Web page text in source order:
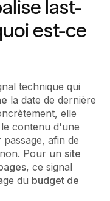
last-
est-ce
technique qui
la date de dernière
elle
contenu d'une
afin de
Pour un site
, ce signal
du budget de